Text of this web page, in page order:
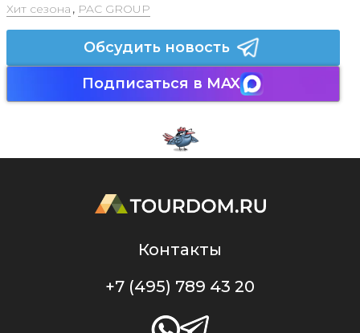
Хит сезона , PAC GROUP
Обсудить новость
Подписаться в MAX
Контакты
+7 (495) 789 43 20